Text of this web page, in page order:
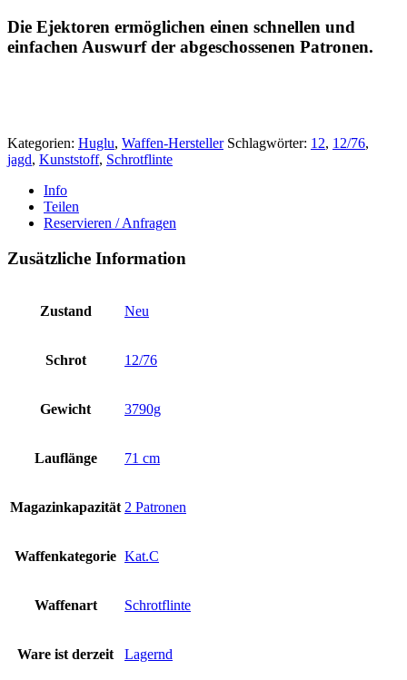
Die Ejektoren ermöglichen einen schnellen und
einfachen Auswurf der abgeschossenen Patronen.
Kategorien: Huglu, Waffen-Hersteller Schlagwörter: 12, 12/76,
jagd, Kunststoff, Schrotflinte
Info
Teilen
Reservieren / Anfragen
Zusätzliche Information
Zustand Neu
Schrot 12/76
Gewicht 3790g
Lauflänge 71 cm
Magazinkapazität 2 Patronen
Waffenkategorie Kat.C
Waffenart Schrotflinte
Ware ist derzeit Lagernd